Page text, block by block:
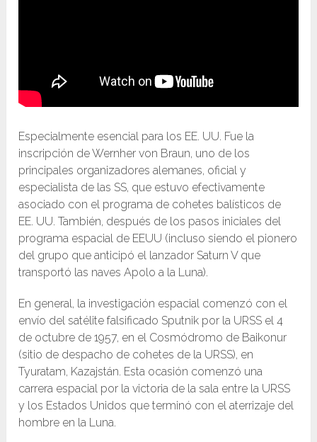
Especialmente esencial para los EE. UU. Fue la
inscripción de Wernher von Braun, uno de los
principales organizadores alemanes, oficial y
especialista de las SS, que estuvo efectivamente
asociado con el programa de cohetes balísticos de
EE. UU. También, después de los pasos iniciales del
programa espacial de EEUU (incluso siendo el pionero
del grupo que anticipó el lanzador Saturn V que
transportó las naves Apolo a la Luna).
En general, la investigación espacial comenzó con el
envío del satélite falsificado Sputnik por la URSS el 4
de octubre de 1957, en el Cosmódromo de Baikonur
(sitio de despacho de cohetes de la URSS), en
Tyuratam, Kazajstán. Esta ocasión comenzó una
carrera espacial por la victoria de la sala entre la URSS
y los Estados Unidos que terminó con el aterrizaje del
hombre en la Luna.